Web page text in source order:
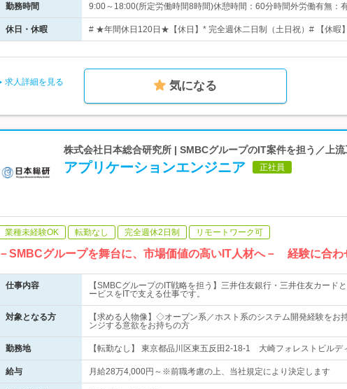
勤務時間 9:00～18:00(所定労働時間8時間)休憩時間：60分時間外労働有無：
休日・休暇 # ★年間休日120日★【休日】* 完全週休二日制（土日祝）# 【休暇
求人詳細を見る 気になる
株式会社日本総合研究所 | SMBCグループのIT案件を担う／上
アプリケーションエンジニア 正社員
業種未経験OK 転勤なし 完全週休2日制 リモートワーク可
－SMBCグループを舞台に、市場価値の高いIT人材へ－ 経験に合わ
仕事内容
【SMBCグループのIT戦略を担う】三井住友銀行・三井住友カード
ービスをITで支える仕事です。
対象となる方
【求める人物像】◇オープン系／ホスト系のシステム開発経験を
ンジする意欲をお持ちの方
勤務地 【転勤なし】 東京都品川区東五反田2-18-1 大崎フォレストビル
給与 月給28万4,000円～※前職考慮の上、当社規定により決定します